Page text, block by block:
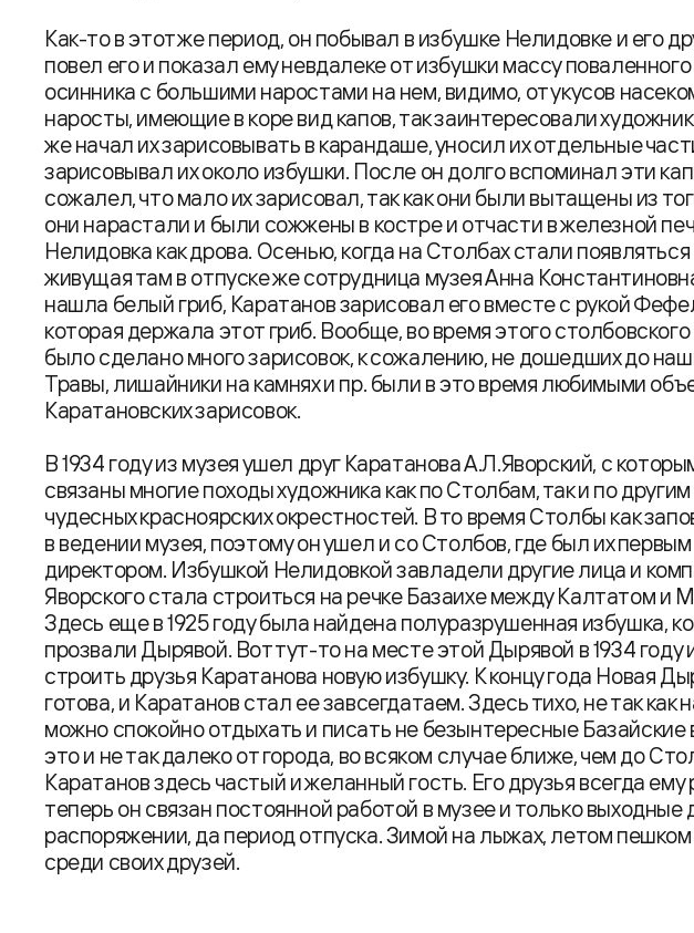
Как-то в этот же период, он побывал в избушке Нелидовке и его
повел его и показал ему невдалеке от избушки массу
осинника с большими наростами на нем, видимо, от укусов
наросты, имеющие в коре вид капов, так заинтересовали
же начал их зарисовывать в карандаше, уносил их отдельные
зарисовывал их около избушки. После он долго вспоминал эти
сожалел, что мало их зарисовал, так как они были вытащены из
они нарастали и были сожжены в костре и отчасти в железной
Нелидовка как дрова. Осенью, когда на Столбах стали появляться
живущая там в отпуске же сотрудница музея Анна
нашла белый гриб, Каратанов зарисовал его вместе с рукой
которая держала этот гриб. Вообще, во время этого
было сделано много зарисовок, к сожалению, не дошедших до
Травы, лишайники на камнях и пр. были в это время любимыми
Каратановских зарисовок.
В 1934 году из музея ушел друг Каратанова А.Л.Яворский, с
связаны многие походы художника как по Столбам, так и по
чудесных красноярских окрестностей. В то время Столбы как
в ведении музея, поэтому он ушел и со Столбов, где был их первым
директором. Избушкой Нелидовкой завладели другие лица и
Яворского стала строиться на речке Базаихе между Калтатом и
Здесь еще в 1925 году была найдена полуразрушенная избушка,
прозвали Дырявой. Вот тут-то на месте этой Дырявой в 1934 году
строить друзья Каратанова новую избушку. К концу года Новая
готова, и Каратанов стал ее завсегдатаем. Здесь тихо, не так как
можно спокойно отдыхать и писать не безынтересные Базайские
это и не так далеко от города, во всяком случае ближе, чем до
Каратанов здесь частый и желанный гость. Его друзья всегда
теперь он связан постоянной работой в музее и только выходные
распоряжении, да период отпуска. Зимой на лыжах, летом
среди своих друзей.